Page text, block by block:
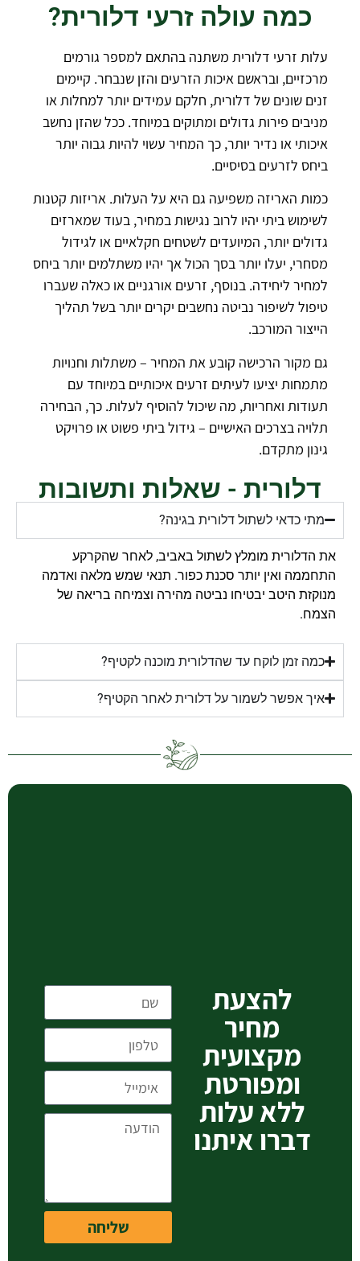
כמה עולה זרעי דלורית?
עלות זרעי דלורית משתנה בהתאם למספר גורמים
מרכזיים, ובראשם איכות הזרעים והזן שנבחר. קיימים
זנים שונים של דלורית, חלקם עמידים יותר למחלות או
מניבים פירות גדולים ומתוקים במיוחד. ככל שהזן נחשב
איכותי או נדיר יותר, כך המחיר עשוי להיות גבוה יותר
ביחס לזרעים בסיסיים.
כמות האריזה משפיעה גם היא על העלות. אריזות קטנות
לשימוש ביתי יהיו לרוב נגישות במחיר, בעוד שמארזים
גדולים יותר, המיועדים לשטחים חקלאיים או לגידול
מסחרי, יעלו יותר בסך הכול אך יהיו משתלמים יותר ביחס
למחיר ליחידה. בנוסף, זרעים אורגניים או כאלה שעברו
טיפול לשיפור נביטה נחשבים יקרים יותר בשל תהליך
הייצור המורכב.
גם מקור הרכישה קובע את המחיר – משתלות וחנויות
מתמחות יציעו לעיתים זרעים איכותיים במיוחד עם
תעודות ואחריות, מה שיכול להוסיף לעלות. כך, הבחירה
תלויה בצרכים האישיים – גידול ביתי פשוט או פרויקט
גינון מתקדם.
דלורית - שאלות ותשובות
מתי כדאי לשתול דלורית בגינה?
את הדלורית מומלץ לשתול באביב, לאחר שהקרקע
התחממה ואין יותר סכנת כפור. תנאי שמש מלאה ואדמה
מנוקזת היטב יבטיחו נביטה מהירה וצמיחה בריאה של
הצמח.
כמה זמן לוקח עד שהדלורית מוכנה לקטיף?
איך אפשר לשמור על דלורית לאחר הקטיף?
להצעת
מחיר
מקצועית
ומפורטת
ללא עלות
דברו איתנו
שליחה